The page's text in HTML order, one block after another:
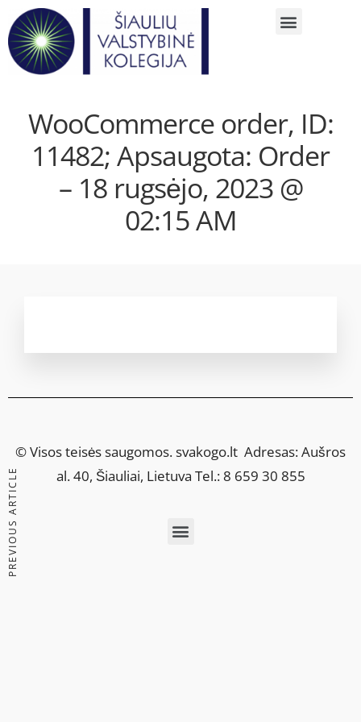
WooCommerce order, ID:
11482; Apsaugota: Order
– 18 rugsėjo, 2023 @
02:15 AM
PREVIOUS ARTICLE
© Visos teisės saugomos.svakogo.lt Adresas: Aušros
al. 40, Šiauliai, Lietuva Tel.: 8 659 30 855